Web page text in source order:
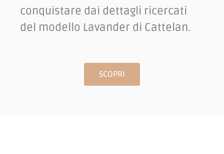
conquistare dai dettagli ricercati
del modello Lavander di Cattelan.
SCOPRI